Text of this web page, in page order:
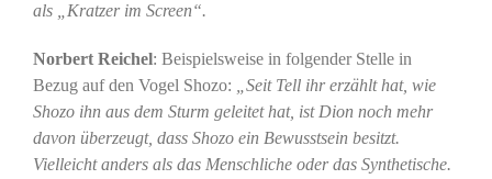
als „Kratzer im Screen“.
Norbert Reichel: Beispielsweise in folgender Stelle in
Bezug auf den Vogel Shozo:
„Seit Tell ihr erzählt hat, wie
Shozo ihn aus dem Sturm geleitet hat, ist Dion noch mehr
davon überzeugt, dass Shozo ein Bewusstsein besitzt.
Vielleicht anders als das Menschliche oder das Synthetische.